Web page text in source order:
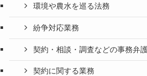
環境や農水を巡る法務
紛争対応業務
契約・相談・調査などの事務弁
契約に関する業務